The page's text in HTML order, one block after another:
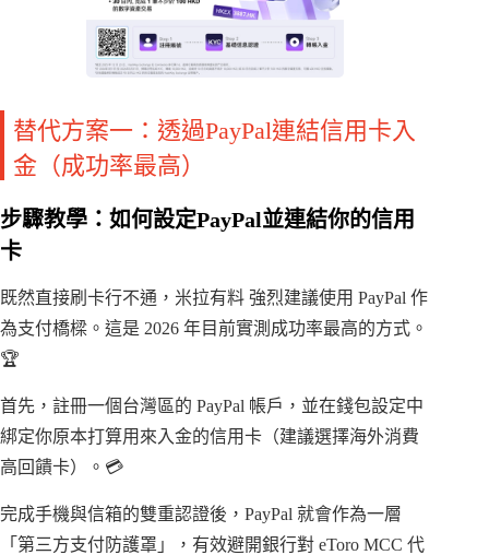
替代方案一：透過PayPal連結信用卡入
金（成功率最高）
步驟教學：如何設定PayPal並連結你的信用
卡
既然直接刷卡行不通，米拉有料 強烈建議使用 PayPal 作
為支付橋樑。這是 2026 年目前實測成功率最高的方式。
🏆
首先，註冊一個台灣區的 PayPal 帳戶，並在錢包設定中
綁定你原本打算用來入金的信用卡（建議選擇海外消費
高回饋卡）。💳
完成手機與信箱的雙重認證後，PayPal 就會作為一層
「第三方支付防護罩」，有效避開銀行對 eToro MCC 代